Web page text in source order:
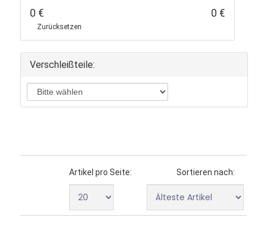
0 € 0 €
Zurücksetzen
Verschleißteile:
Sortieren nach:
Artikel pro Seite: